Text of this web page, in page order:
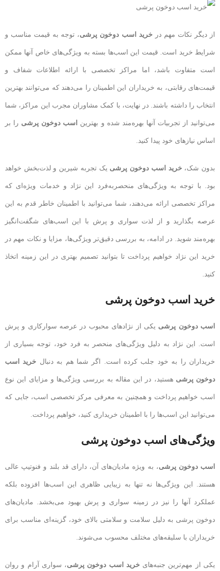
از دیگر نکات مهم در خرید اسب دوخون پرشی، توجه به قیمت مناسب و
شرایط خرید است. قیمت این اسب‌ها بسته به ویژگی‌های خاص آنها ممکن
است متفاوت باشد، اما مراکز تخصصی با ارائه اطلاعات شفاف و
قیمت‌های رقابتی، به خریداران این اطمینان را می‌دهند که می‌توانند بهترین
انتخاب را داشته باشند. در نهایت، با کمک مشاوران مجرب این مراکز، شما
می‌توانید از تجربیات آنها بهره‌مند شده و بهترین اسب دوخون پرشی را بر
اساس نیازهای خود پیدا کنید.
بدون شک، خرید اسب دوخون پرشی یک تجربه شیرین و لذت‌بخش خواهد
بود. با توجه به ویژگی‌های منحصربه‌فرد این نژاد و خدمات ویژه‌ای که
مراکز تخصصی ارائه می‌دهند، شما می‌توانید با اطمینان خاطر قدم به این
عرصه بگذارید و از لذت سواری و پرش با این اسب‌های شگفت‌انگیز
بهره‌مند شوید. در ادامه، به بررسی دقیق‌تر ویژگی‌ها، مزایا و نکات مهم در
خرید این نژاد خواهیم پرداخت تا بتوانید تصمیم بهتری در این زمینه اتخاذ
کنید.
خرید اسب دوخون پرشی
اسب دوخون پرشی یکی از نژادهای محبوب در عرصه سوارکاری و پرش
است. این نژاد به دلیل ویژگی‌های منحصر به فرد خود، توجه بسیاری از
خریداران را به خود جلب کرده است. اگر شما هم به دنبال خرید اسب
دوخون پرشی هستید، در این مقاله به بررسی ویژگی‌ها و مزایای این نوع
اسب خواهیم پرداخت و همچنین به معرفی مرکز تخصصی اسب، جایی که
می‌توانید این اسب‌ها را با اطمینان خریداری کنید، خواهیم پرداخت.
ویژگی‌های اسب دوخون پرشی
اسب دوخون پرشی، به ویژه مادیان‌های آن، دارای قد بلند و فنوتیپ عالی
هستند. این ویژگی‌ها نه تنها به زیبایی ظاهری این اسب‌ها افزوده بلکه
عملکرد آنها را نیز در زمینه سواری و پرش بهبود می‌بخشد. مادیان‌های
دوخون پرشی به دلیل سلامت و سلامتی بالای خود، گزینه‌ای مناسب برای
خریداران با سلیقه‌های مختلف محسوب می‌شوند.
یکی از مهم‌ترین جنبه‌های خرید اسب دوخون پرشی، سواری آرام و روان